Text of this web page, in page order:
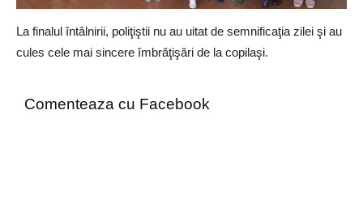
La finalul întâlnirii, poliţiştii nu au uitat de semnificaţia zilei şi au
cules cele mai sincere îmbrăţişări de la copilaşi.
Comenteaza cu Facebook